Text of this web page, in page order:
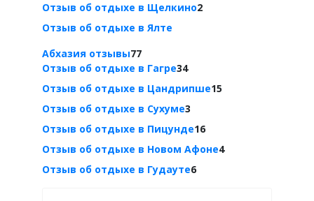
Отзыв об отдыхе в Щелкино2
Отзыв об отдыхе в Ялте
Абхазия отзывы77
Отзыв об отдыхе в Гагре34
Отзыв об отдыхе в Цандрипше15
Отзыв об отдыхе в Сухуме3
Отзыв об отдыхе в Пицунде16
Отзыв об отдыхе в Новом Афоне4
Отзыв об отдыхе в Гудауте6